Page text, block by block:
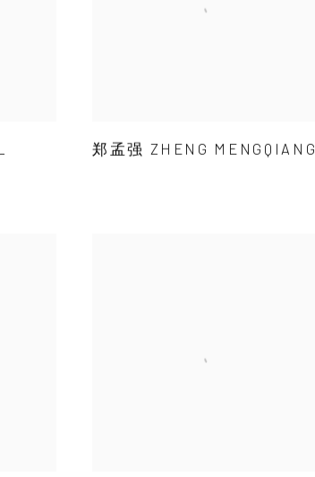
郑孟强 ZHENG MENGQIANG